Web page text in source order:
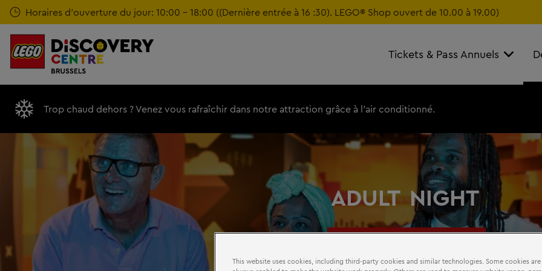
Passer
au
contenu
principal
Horaires d'ouverture du jour: 10:00 - 18:00 ((Dernière entrée à 16 :30). LEGO® Shop ouvert de 10.00 à 19.00)
Tickets & Pass Annuels
Trop chaud dehors ? Venez vous rafraîchir dans notre attraction grâce à l'air conditionné.
ADULT NIGHT
This website uses cookies, including third-party cookies and similar technologies. Some cookies are